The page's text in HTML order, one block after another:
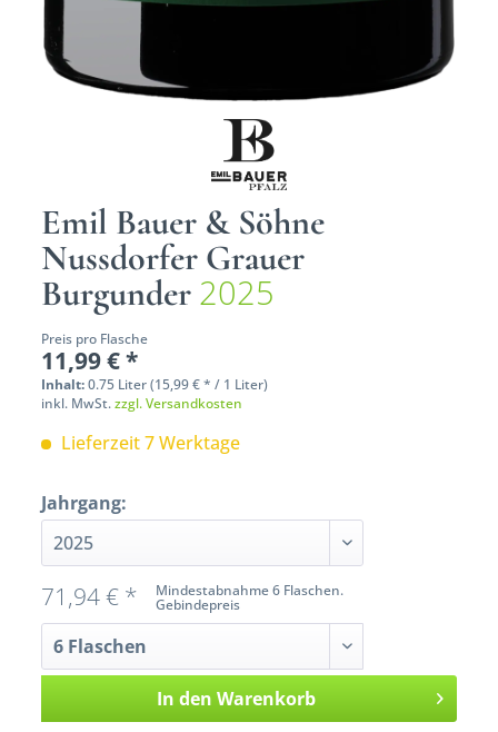
Emil Bauer & Söhne
Nussdorfer Grauer
Burgunder 2025
Preis pro Flasche
11,99 € *
Inhalt:0.75 Liter (15,99 € * / 1 Liter)
inkl. MwSt.zzgl. Versandkosten
Lieferzeit 7 Werktage
Jahrgang:
Mindestabnahme 6 Flaschen.
Gebindepreis
71,94 € *
In den Warenkorb